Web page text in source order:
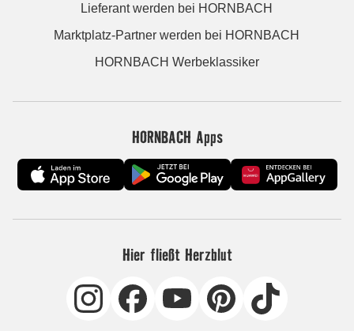
Lieferant werden bei HORNBACH
Marktplatz-Partner werden bei HORNBACH
HORNBACH Werbeklassiker
HORNBACH Apps
Hier fließt Herzblut